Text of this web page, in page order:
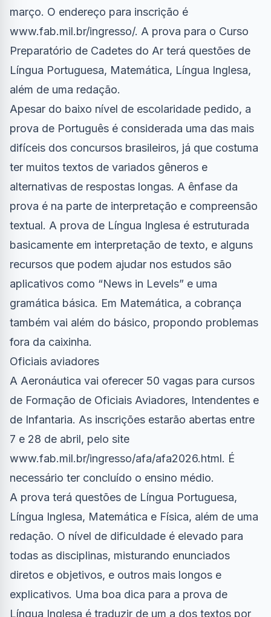
março. O endereço para inscrição é
www.fab.mil.br/ingresso/. A prova para o Curso
Preparatório de Cadetes do Ar terá questões de
Língua Portuguesa, Matemática, Língua Inglesa,
além de uma redação.
Apesar do baixo nível de escolaridade pedido, a
prova de Português é considerada uma das mais
difíceis dos concursos brasileiros, já que costuma
ter muitos textos de variados gêneros e
alternativas de respostas longas. A ênfase da
prova é na parte de interpretação e compreensão
textual. A prova de Língua Inglesa é estruturada
basicamente em interpretação de texto, e alguns
recursos que podem ajudar nos estudos são
aplicativos como “News in Levels” e uma
gramática básica. Em Matemática, a cobrança
também vai além do básico, propondo problemas
fora da caixinha.
Oficiais aviadores
A Aeronáutica vai oferecer 50 vagas para cursos
de Formação de Oficiais Aviadores, Intendentes e
de Infantaria. As inscrições estarão abertas entre
7 e 28 de abril, pelo site
www.fab.mil.br/ingresso/afa/afa2026.html. É
necessário ter concluído o ensino médio.
A prova terá questões de Língua Portuguesa,
Língua Inglesa, Matemática e Física, além de uma
redação. O nível de dificuldade é elevado para
todas as disciplinas, misturando enunciados
diretos e objetivos, e outros mais longos e
explicativos. Uma boa dica para a prova de
Língua Inglesa é traduzir de um a dos textos por